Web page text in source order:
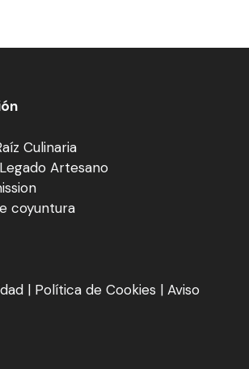
Culinaria
Artesano
coyuntura
| Política de Cookies | Aviso